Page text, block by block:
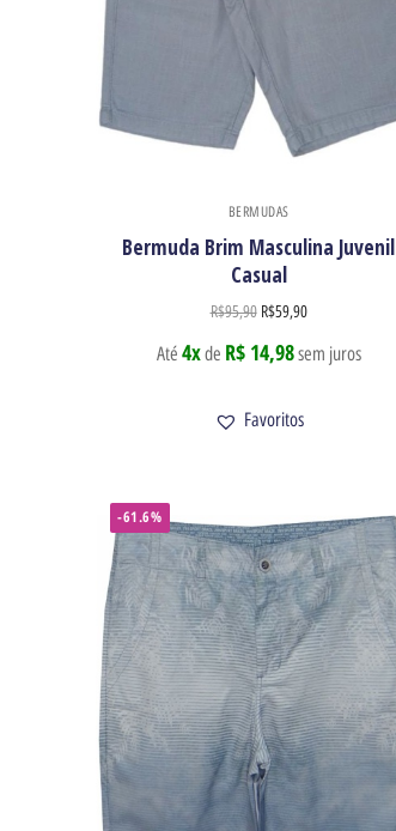
BERMUDAS
Bermuda Brim Masculina Juvenil
Casual
R$95,90 R$59,90
Até 4xde R$ 14,98sem juros
Favoritos
-61.6%